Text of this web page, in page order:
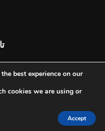
© جميع الحقوق محفوظة - المجلس الوطني
best experience on our
cookies we are using or
Accept